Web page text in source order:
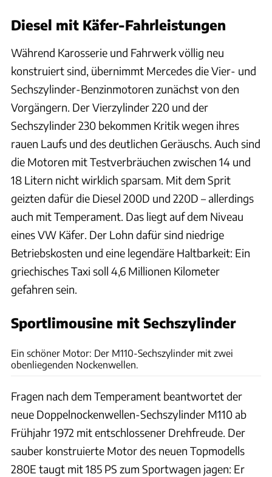
Diesel mit Käfer-Fahrleistungen
Während Karosserie und Fahrwerk völlig neu
konstruiert sind, übernimmt Mercedes die Vier- und
Sechszylinder-Benzinmotoren zunächst von den
Vorgängern. Der Vierzylinder 220 und der
Sechszylinder 230 bekommen Kritik wegen ihres
rauen Laufs und des deutlichen Geräuschs. Auch sind
die Motoren mit Testverbräuchen zwischen 14 und
18 Litern nicht wirklich sparsam. Mit dem Sprit
geizten dafür die Diesel 200D und 220D – allerdings
auch mit Temperament. Das liegt auf dem Niveau
eines VW Käfer. Der Lohn dafür sind niedrige
Betriebskosten und eine legendäre Haltbarkeit: Ein
griechisches Taxi soll 4,6 Millionen Kilometer
gefahren sein.
Sportlimousine mit Sechszylinder
Ein schöner Motor: Der M110-Sechszylinder mit zwei
obenliegenden Nockenwellen.
Fragen nach dem Temperament beantwortet der
neue Doppelnockenwellen-Sechszylinder M110 ab
Frühjahr 1972 mit entschlossener Drehfreude. Der
sauber konstruierte Motor des neuen Topmodells
280E taugt mit 185 PS zum Sportwagen jagen: Er